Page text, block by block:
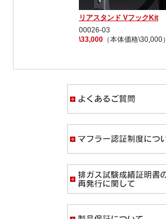
リアスタンド VフックKit
00026-03
\33,000（本体価格\30,000）